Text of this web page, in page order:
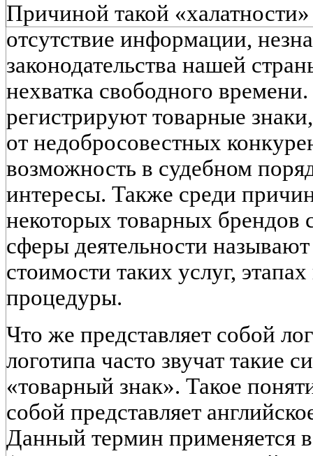
Причиной такой «халатности»
отсутствие информации,
законодательства нашей
нехватка свободного
регистрируют товарные
от недобросовестных
возможность в судебном
интересы. Также среди
некоторых товарных брендов
сферы деятельности
стоимости таких услуг,
процедуры.
Что же представляет собой
логотипа часто звучат такие
«товарный знак». Такое
собой представляет
Данный термин применяется